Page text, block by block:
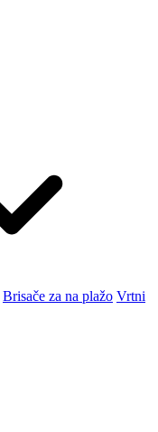
Brisače za na plažo Vrtni